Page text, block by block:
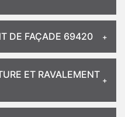
DE FAÇADE 69420
ET RAVALEMENT